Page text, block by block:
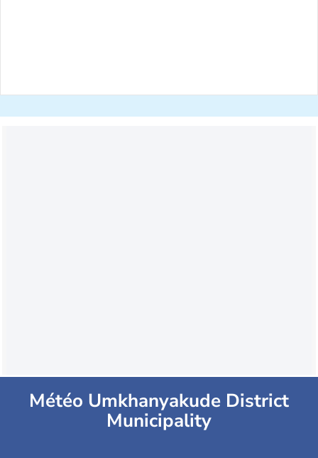
Météo Umkhanyakude District
Municipality